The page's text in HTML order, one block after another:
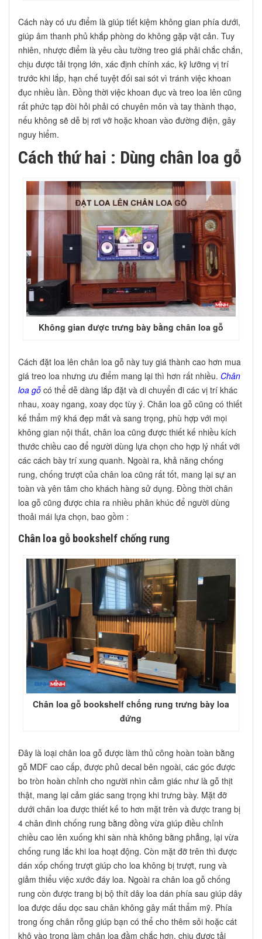
Cách này có ưu điểm là giúp tiết kiệm không gian phía dưới,
giúp âm thanh phủ khắp phòng do không gặp vật cản. Tuy
nhiên, nhược điểm là yêu cầu tường treo giá phải chắc chắn,
chịu được tải trọng lớn, xác định chính xác, kỹ lưỡng vị trí
trước khi lắp, hạn chế tuyệt đối sai sót vì tránh việc khoan
đục nhiều lần. Đồng thời việc khoan đục và treo loa lên cũng
rất phức tạp đòi hỏi phải có chuyên môn và tay thành thạo,
nếu không sẽ dễ bị rơi vỡ hoặc khoan vào đường điện, gây
nguy hiểm.
Cách thứ hai : Dùng chân loa gỗ
Không gian được trưng bày bằng chân loa gỗ
Cách đặt loa lên chân loa gỗ này tuy giá thành cao hơn mua
giá treo loa nhưng ưu điểm mang lại thì hơn rất nhiều. Chân
loa gỗ có thể dễ dàng lắp đặt và di chuyển đi các vị trí khác
nhau, xoay ngang, xoay dọc tùy ý. Chân loa gỗ cũng có thiết
kế thẩm mỹ khá đẹp mắt và sang trọng, phù hợp với mọi
không gian nội thất, chân loa cũng được thiết kế nhiều kích
thước chiều cao để người dùng lựa chọn cho hợp lý nhất với
các cách bày trí xung quanh. Ngoài ra, khả năng chống
rung, chống trượt của chân loa cũng rất tốt, mang lại sự an
toàn và yên tâm cho khách hàng sử dụng. Đồng thời chân
loa gỗ cũng được chia ra nhiều phân khúc để người dùng
thoải mái lựa chọn, bao gồm :
Chân loa gỗ bookshelf chống rung
Chân loa gỗ bookshelf chống rung trưng bày loa
đứng
Đây là loại chân loa gỗ được làm thủ công hoàn toàn bằng
gỗ MDF cao cấp, được phủ decal bên ngoài, các góc được
bo tròn hoàn chỉnh cho người nhìn cảm giác như là gỗ thịt
thật, mang lại cảm giác sang trọng khi trưng bày. Mặt đỡ
dưới chân loa được thiết kế to hơn mặt trên và được trang bị
4 chân đinh chống rung bằng đồng vừa giúp điều chỉnh
chiều cao lên xuống khi sàn nhà không bằng phẳng, lại vừa
chống rung lắc khi loa hoạt động. Còn mặt đỡ trên thì được
dán xốp chống trượt giúp cho loa không bị trượt, rung và
giảm thiểu việc xước đáy loa. Ngoài ra chân loa gỗ chống
rung còn được trang bị bộ thít dây loa dán phía sau giúp dây
loa được dấu dọc sau chân không gây mất thẩm mỹ. Phía
trong ống chân rỗng giúp bạn có thể cho thêm sỏi hoặc cát
khô vào trong làm chân loa đầm chắc hơn, chịu được tải